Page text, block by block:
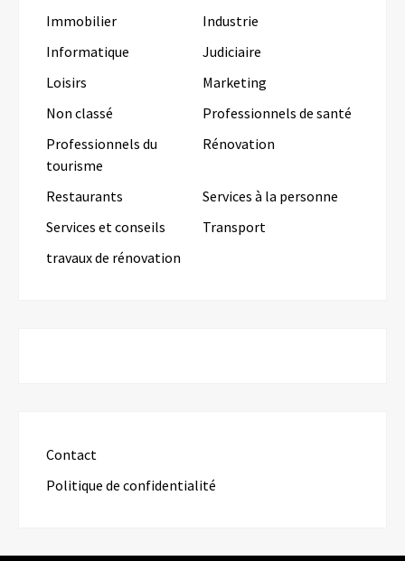
Immobilier
Industrie
Informatique
Judiciaire
Loisirs
Marketing
Non classé
Professionnels de santé
Professionnels du
tourisme
Rénovation
Restaurants
Services à la personne
Services et conseils
Transport
travaux de rénovation
Contact
Politique de confidentialité